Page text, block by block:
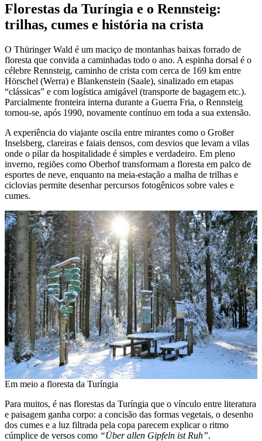
Florestas da Turíngia e o Rennsteig:
trilhas, cumes e história na crista
O Thüringer Wald é um maciço de montanhas baixas forrado de
floresta que convida a caminhadas todo o ano. A espinha dorsal é o
célebre Rennsteig, caminho de crista com cerca de 169 km entre
Hörschel (Werra) e Blankenstein (Saale), sinalizado em etapas
“clássicas” e com logística amigável (transporte de bagagem etc.).
Parcialmente fronteira interna durante a Guerra Fria, o Rennsteig
tornou-se, após 1990, novamente contínuo em toda a sua extensão.
A experiência do viajante oscila entre mirantes como o Großer
Inselsberg, clareiras e faiais densos, com desvios que levam a vilas
onde o pilar da hospitalidade é simples e verdadeiro. Em pleno
inverno, regiões como Oberhof transformam a floresta em palco de
esportes de neve, enquanto na meia-estação a malha de trilhas e
ciclovias permite desenhar percursos fotogênicos sobre vales e
cumes.
Em meio a floresta da Turíngia
Para muitos, é nas florestas da Turíngia que o vínculo entre literatura
e paisagem ganha corpo: a concisão das formas vegetais, o desenho
dos cumes e a luz filtrada pela copa parecem explicar o ritmo
cúmplice de versos como “Über allen Gipfeln ist Ruh”.